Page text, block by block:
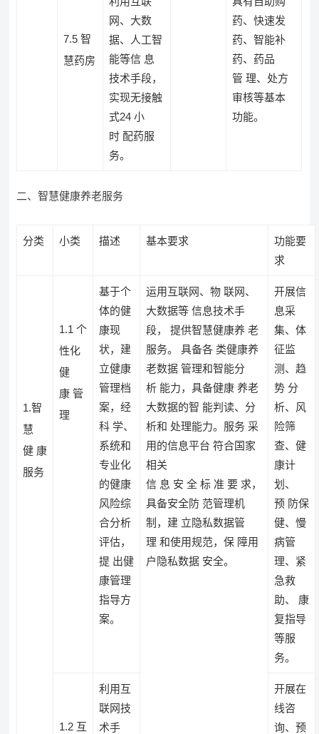
7.5 智
慧药房
网、大数
据、人工智
能等信 息
技术手段，
实现无接触
式24 小
时 配药服
务。
药、快速发
药、智能补
药、药品
管 理、处方
审核等基本
功能。
二、智慧健康养老服务
分类 小类 描述 基本要求
功能要
求
1.智
慧
健 康
服务
1.1 个
性化
健
康 管
理
基于个
体的健
康现
状，建
立健康
管理档
案，经
科 学、
系统和
专业化
的健康
风险综
合分析
评估，
提 出健
康管理
指导方
案。
运用互联网、物 联网、
大数据等 信息技术手
段， 提供智慧健康养 老
服务。 具备各 类健康养
老数据 管理和智能分
析 能力，具备健康 养老
大数据的智 能判读、分
析和 处理能力。服务 采
用的信息平台 符合国家
相关
信 息 安 全 标 准 要 求，
具备安全防 范管理机
制，建 立隐私数据管
理 和使用规范，保 障用
户隐私数据 安全。
开展信
息采
集、体
征监
测、趋
势 分
析、风
险筛
查、健
康计
划、
预 防保
健、慢
病管
理、紧
急救
助、 康
复指导
等服
务。
1.2 互
利用互
联网技
术手
开展在
线咨
询、预